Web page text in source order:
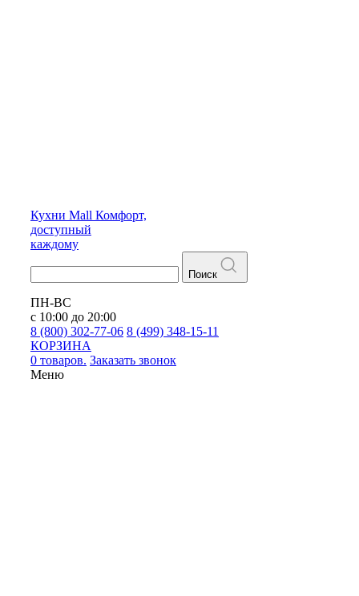
Кухни Mall Комфорт,
доступный
каждому
Поиск
ПН-ВС
с 10:00 до 20:00
8 (800) 302-77-06 8 (499) 348-15-11
КОРЗИНА
0 товаров. Заказать звонок
Меню